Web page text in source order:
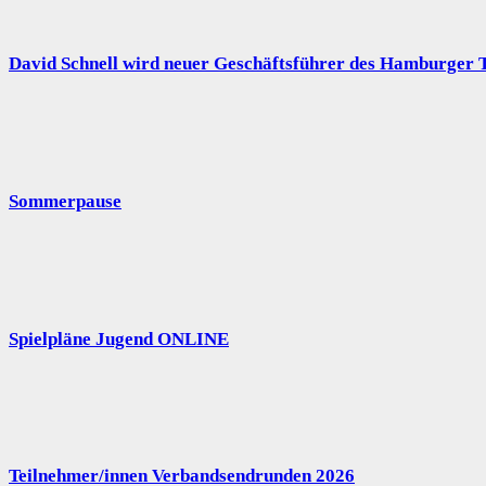
David Schnell wird neuer Geschäftsführer des Hamburger
Sommerpause
Spielpläne Jugend ONLINE
Teilnehmer/innen Verbandsendrunden 2026